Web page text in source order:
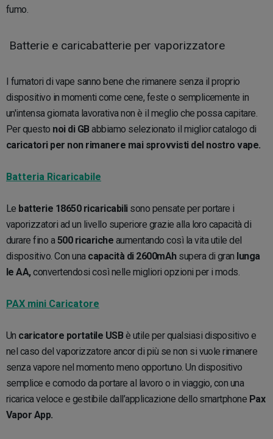
fumo.
Batterie e caricabatterie per vaporizzatore
I fumatori di vape sanno bene che rimanere senza il proprio
dispositivo in momenti come cene, feste o semplicemente in
un'intensa giornata lavorativa non è il meglio che possa capitare.
Per questo noi di GBabbiamo selezionato il miglior catalogo di
caricatori per non rimanere mai sprovvisti del nostro vape.
Batteria Ricaricabile
Le batterie 18650 ricaricabilisono pensate per portare i
vaporizzatori ad un livello superiore grazie alla loro capacità di
durare fino a500 ricariche aumentando così la vita utile del
dispositivo. Con una capacità di 2600mAhsupera di gran lunga
le AA,convertendosi così nelle migliori opzioni per i mods.
PAX mini Caricatore
Un caricatore portatile USBè utile per qualsiasi dispositivo e
nel caso del vaporizzatore ancor di più se non si vuole rimanere
senza vapore nel momento meno opportuno. Un dispositivo
semplice e comodo da portare al lavoro o in viaggio, con una
ricarica veloce e gestibile dall’applicazione dello smartphone Pax
Vapor App.